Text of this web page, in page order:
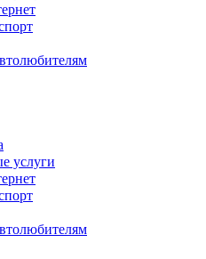
услуги